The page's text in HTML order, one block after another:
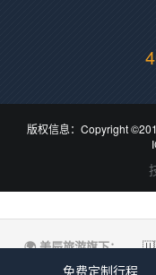
免费定制行程
版权信息：Copyright
🌍 美辰旅游旗下：